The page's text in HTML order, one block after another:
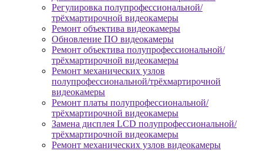
Регулировка полупрофессиональной/
трёхмартирочной видеокамеры
Ремонт объектива видеокамеры
Обновление ПО видеокамеры
Ремонт объектива полупрофессиональной/
трёхмартирочной видеокамеры
Ремонт механических узлов
полупрофессиональной/трёхмартирочной
видеокамеры
Ремонт платы полупрофессиональной/
трёхмартирочной видеокамеры
Замена дисплея LCD полупрофессиональной/
трёхмартирочной видеокамеры
Ремонт механических узлов видеокамеры